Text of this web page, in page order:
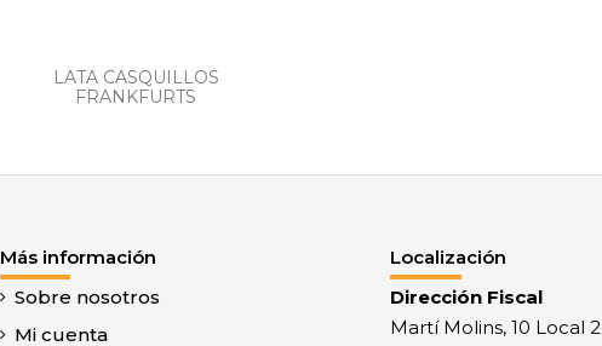
LATA CASQUILLOS
FRANKFURTS
Más información
Sobre nosotros
Mi cuenta
Localización
Dirección Fiscal
Martí Molins, 10 Local 2